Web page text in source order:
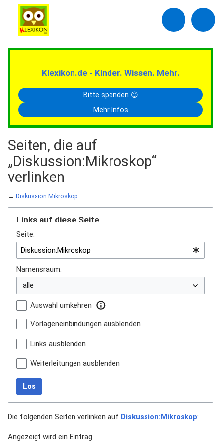
Klexikon.de - Kinder. Wissen. Mehr.
Bitte spenden 😊
Mehr Infos
Seiten, die auf
„Diskussion:Mikroskop“
verlinken
← Diskussion:Mikroskop
Links auf diese Seite
Seite:
Namensraum:
Auswahl umkehren
Vorlageneinbindungen ausblenden
Links ausblenden
Weiterleitungen ausblenden
Los
Die folgenden Seiten verlinken auf Diskussion:Mikroskop:
Angezeigt wird ein Eintrag.